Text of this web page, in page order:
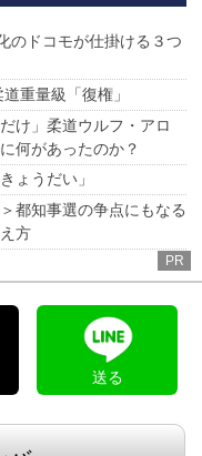
のドコモが仕掛ける３つ
重量級「復権」
け」柔道ウルフ・アロ
何があったのか？
ょうだい」
都知事選の争点にもなる
方
PR
送る